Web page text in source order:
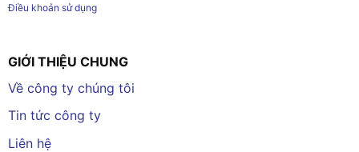
Điều khoản sử dụng
GIỚI THIỆU CHUNG
Về công ty chúng tôi
Tin tức công ty
Liên hệ